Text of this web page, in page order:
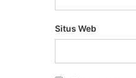
Situs Web